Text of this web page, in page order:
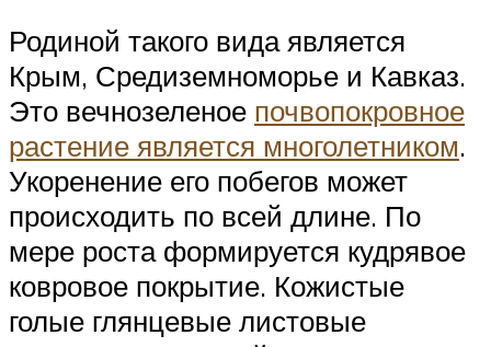
Родиной такого вида является
Крым, Средиземноморье и Кавказ.
Это вечнозеленое почвопокровное
растение является многолетником.
Укоренение его побегов может
происходить по всей длине. По
мере роста формируется кудрявое
ковровое покрытие. Кожистые
голые глянцевые листовые